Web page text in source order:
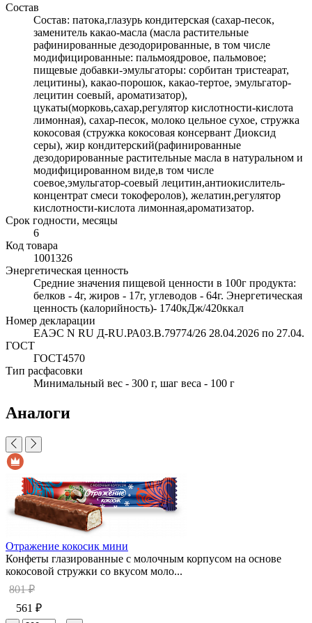
Состав
Состав: патока,глазурь кондитерская (сахар-песок,
заменитель какао-масла (масла растительные
рафинированные дезодорированные, в том числе
модифицированные: пальмоядровое, пальмовое;
пищевые добавки-эмульгаторы: сорбитан тристеарат,
лецитины), какао-порошок, какао-тертое, эмульгатор-
лецитин соевый, ароматизатор),
цукаты(морковь,сахар,регулятор кислотности-кислота
лимонная), сахар-песок, молоко цельное сухое, стружка
кокосовая (стружка кокосовая консервант Диоксид
серы), жир кондитерский(рафинированные
дезодорированные растительные масла в натуральном и
модифицированном виде,в том числе
соевое,эмульгатор-соевый лецитин,антиокислитель-
концентрат смеси токоферолов), желатин,регулятор
кислотности-кислота лимонная,ароматизатор.
Срок годности, месяцы
6
Код товара
1001326
Энергетическая ценность
Средние значения пищевой ценности в 100г продукта:
белков - 4г, жиров - 17г, углеводов - 64г. Энергетическая
ценность (калорийность)- 1740кДж/420ккал
Номер декларации
ЕАЭС N RU Д-RU.РА03.В.79774/26 28.04.2026 по 27.04.
ГОСТ
ГОСТ4570
Тип расфасовки
Минимальный вес - 300 г, шаг веса - 100 г
Аналоги
Отражение кокосик мини
Конфеты глазированные с молочным корпусом на основе
кокосовой стружки со вкусом моло...
801 ₽
561 ₽